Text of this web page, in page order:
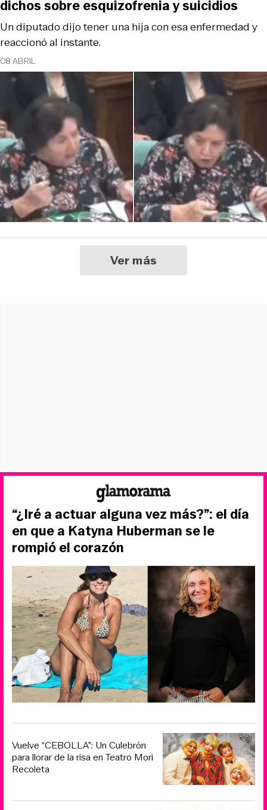
08 ABRIL
Un diputado dijo tener una hija con esa enfermedad y
reaccionó al instante.
dichos sobre esquizofrenia y suicidios
Ver más
“¿Iré a actuar alguna vez más?”: el día
en que a Katyna Huberman se le
rompió el corazón
Vuelve “CEBOLLA”: Un Culebrón
para llorar de la risa en Teatro Mori
Recoleta